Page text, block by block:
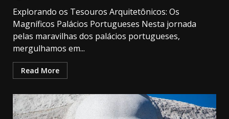
Explorando os Tesouros Arquitetônicos: Os
Magníficos Palácios Portugueses Nesta jornada
pelas maravilhas dos palácios portugueses,
mergulhamos em...
Read More